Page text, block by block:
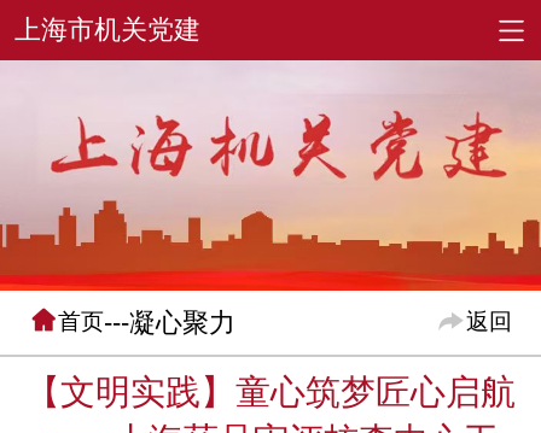
首页---凝心聚力 返回
【文明实践】童心筑梦匠心启航